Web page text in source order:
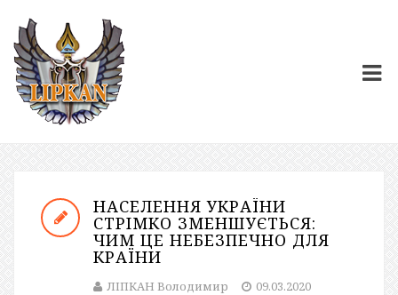
НАСЕЛЕННЯ УКРАЇНИ
СТРІМКО ЗМЕНШУЄТЬСЯ:
ЧИМ ЦЕ НЕБЕЗПЕЧНО ДЛЯ
КРАЇНИ
ЛІПКАН Володимир
09.03.2020